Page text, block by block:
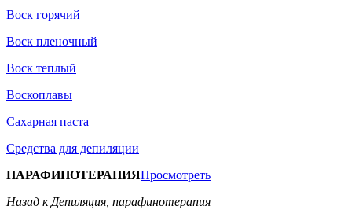
Воск горячий
Воск пленочный
Воск теплый
Воскоплавы
Сахарная паста
Средства для депиляции
ПАРАФИНОТЕРАПИЯПросмотреть
Назад к Депиляция, парафинотерапия